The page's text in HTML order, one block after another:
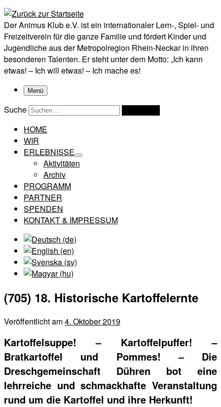
Der Animus Klub e.V. ist ein internationaler Lern-, Spiel- und
Freizeitverein für die ganze Familie und fördert Kinder und
Jugendliche aus der Metropolregion Rhein-Neckar in ihren
besonderen Talenten. Er steht unter dem Motto: „Ich kann
etwas! – Ich will etwas! – Ich mache es!
Menü
Suche
HOME
WIR
ERLEBNISSE
Aktivitäten
Archiv
PROGRAMM
PARTNER
SPENDEN
KONTAKT & IMPRESSUM
(705) 18. Historische Kartoffelernte
Veröffentlicht am4. Oktober 2019
Kartoffelsuppe! – Kartoffelpuffer! –
Bratkartoffel und Pommes! – Die
Dreschgemeinschaft Dühren bot eine
lehrreiche und schmackhafte Veranstaltung
rund um die Kartoffel und ihre Herkunft!